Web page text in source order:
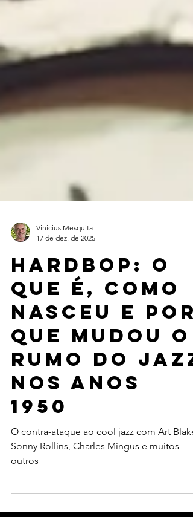
17 de dez. de 2025
Hardbop: o
que é, como
nasceu e por
que mudou o
rumo do jazz
nos anos
1950
O contra-ataque ao cool jazz com Art